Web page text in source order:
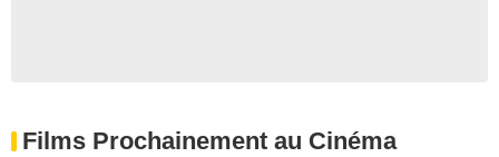
Films Prochainement au Cinéma